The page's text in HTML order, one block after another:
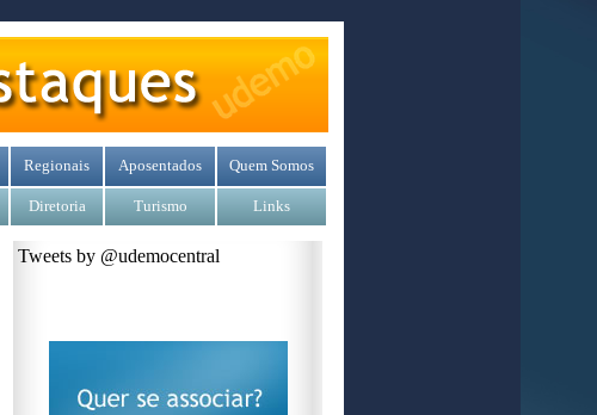
Regionais Aposentados Quem Somos
Diretoria Turismo Links
Tweets by @udemocentral